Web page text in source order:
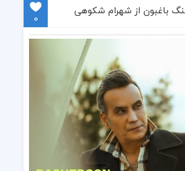
باغبون از شهرام شکوهی
0